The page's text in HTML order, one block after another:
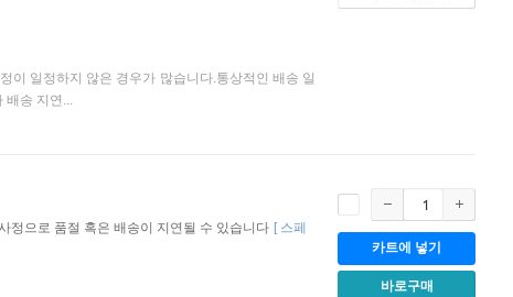
일정하지 않은 경우가 많습니다.통상적인 배송 일
배송 지연...
정으로 품절 혹은 배송이 지연될 수 있습니다 [ 스페
카트에 넣기
바로구매